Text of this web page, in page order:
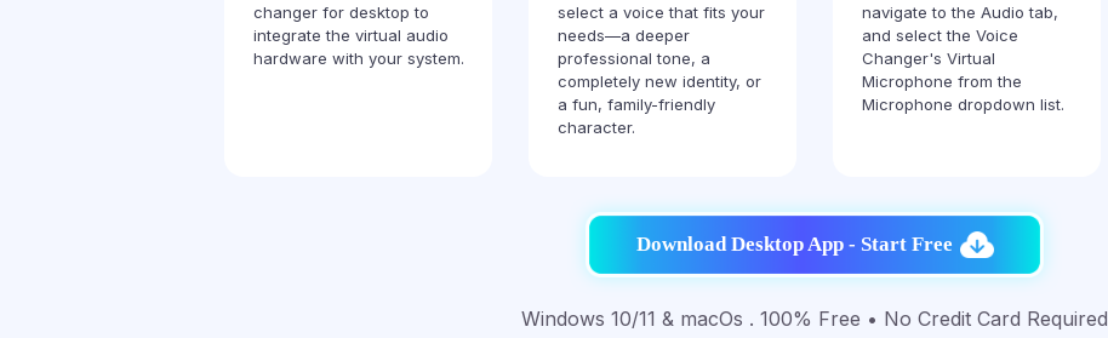
changer for desktop to
integrate the virtual audio
hardware with your system.
select a voice that fits your
needs—a deeper
professional tone, a
completely new identity, or
a fun, family-friendly
character.
navigate to the Audio tab,
and select the Voice
Changer's Virtual
Microphone from the
Microphone dropdown list.
Download Desktop App - Start Free
Windows 10/11 & macOs . 100% Free • No Credit Card Required